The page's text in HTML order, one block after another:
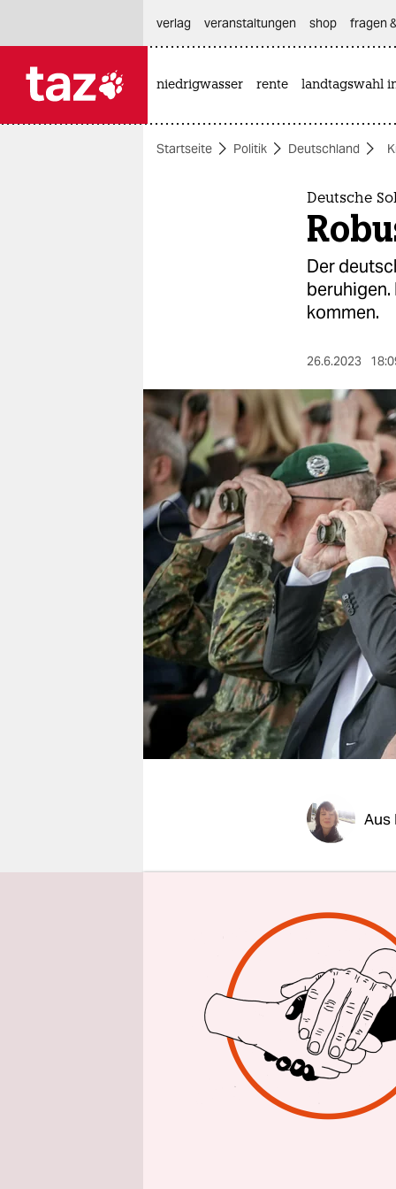
themen
berlin
nord
wahrheit
verlag
verlag
veranstaltungen
shop
fragen & hilfe
unterstützen
genossenschaft
verlag
veranstaltungen shop fragen
niedrigwasser rente landtagswahl
Startseite Politik Deutschland
Deutsche
Der
kommen.
26.6.2023
Aus
Die
rund
der Nato-
die Ukraine.
Seit 2017
zu
Familien